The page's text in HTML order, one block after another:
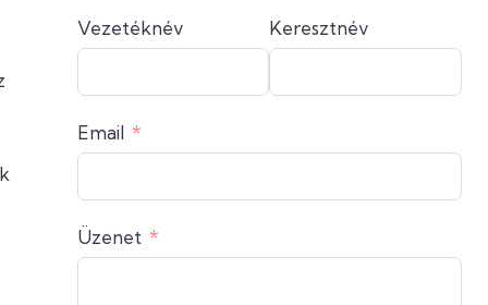
Vezetéknév Keresztnév
Email
Üzenet